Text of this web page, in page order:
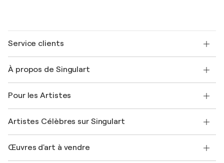
Service clients
Expédition
Offrir une carte cadeau
Rejoignez notre programme commercial
Mon compte
+33 1 76 44 06 42
À propos de Singulart
FAQ
Magazine Singulart
Emplois
Découvrez une sélection d'art original
Pour les Artistes
Se connecter en tant qu'Artiste
Artistes Célèbres sur Singulart
Marc Chagall
Œuvres d'art à vendre